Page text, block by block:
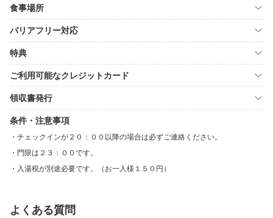
食事場所
バリアフリー対応
特典
ご利用可能なクレジットカード
領収書発行
条件・注意事項
チェックインが２０：００以降の場合は必ずご連絡ください。
門限は２３：００です。
入湯税が別途必要です。（お一人様１５０円）
よくある質問